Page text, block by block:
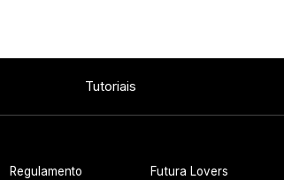
Tutoriais
Regulamento Futura Lovers